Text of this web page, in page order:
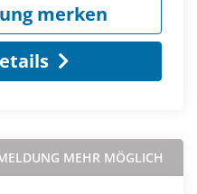
merken
MEHR MÖGLICH